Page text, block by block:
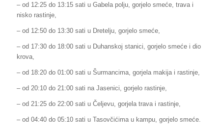
– od 12:25 do 13:15 sati u Gabela polju, gorjelo smeće, trava i
nisko rastinje,
– od 12:50 do 13:30 sati u Dretelju, gorjelo smeće,
– od 17:30 do 18:00 sati u Duhanskoj stanici, gorjelo smeće i dio
krova,
– od 18:20 do 01:00 sati u Šurmancima, gorjela makija i rastinje,
– od 20:10 do 21:00 sati na Jasenici, gorjelo rastinje,
– od 21:25 do 22:00 sati u Čeljevu, gorjela trava i rastinje,
– od 04:40 do 05:10 sati u Tasovčićima u kampu, gorjelo smeće.